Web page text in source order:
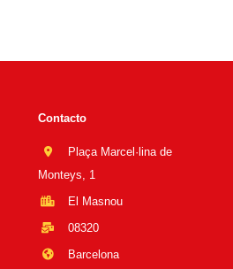
Contacto
Plaça Marcel·lina de
Monteys, 1
El Masnou
08320
Barcelona